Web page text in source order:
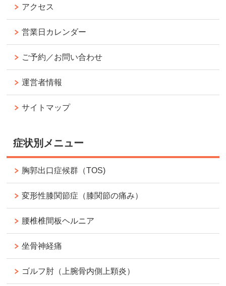
アクセス
営業日カレンダー
ご予約／お問い合わせ
運営者情報
サイトマップ
症状別メニュー
胸郭出口症候群（TOS)
変形性膝関節症（膝関節の痛み）
腰椎椎間板ヘルニア
坐骨神経痛
ゴルフ肘（上腕骨内側上顆炎）